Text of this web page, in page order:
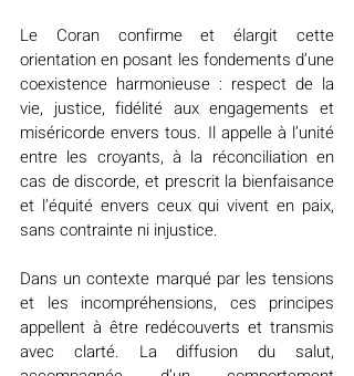
Le Coran confirme et élargit cette
orientation en posant les fondements d’une
coexistence harmonieuse : respect de la
vie, justice, fidélité aux engagements et
miséricorde envers tous. Il appelle à l’unité
entre les croyants, à la réconciliation en
cas de discorde, et prescrit la bienfaisance
et l’équité envers ceux qui vivent en paix,
sans contrainte ni injustice.
Dans un contexte marqué par les tensions
et les incompréhensions, ces principes
appellent à être redécouverts et transmis
avec clarté. La diffusion du salut,